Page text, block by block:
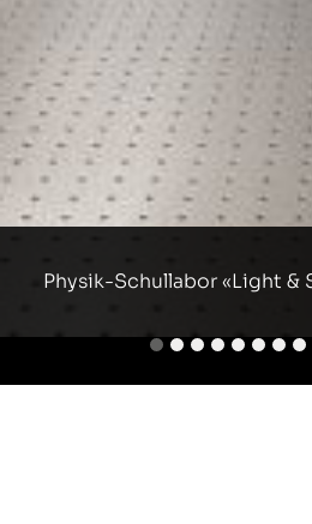
Physik-Schullabor «Light &
Kontakt
Datenschutz